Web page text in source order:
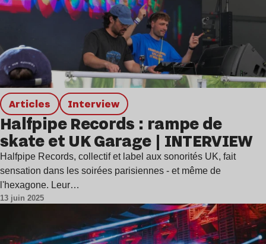
Articles interview
Halfpipe Records : rampe de
skate et UK Garage | INTERVIEW
Halfpipe Records, collectif et label aux sonorités UK, fait
sensation dans les soirées parisiennes - et même de
l'hexagone. Leur…
13 juin 2025